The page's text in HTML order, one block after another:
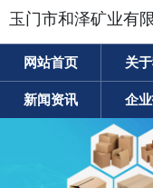
玉门市和泽矿业有
网站首页 关
新闻资讯 企